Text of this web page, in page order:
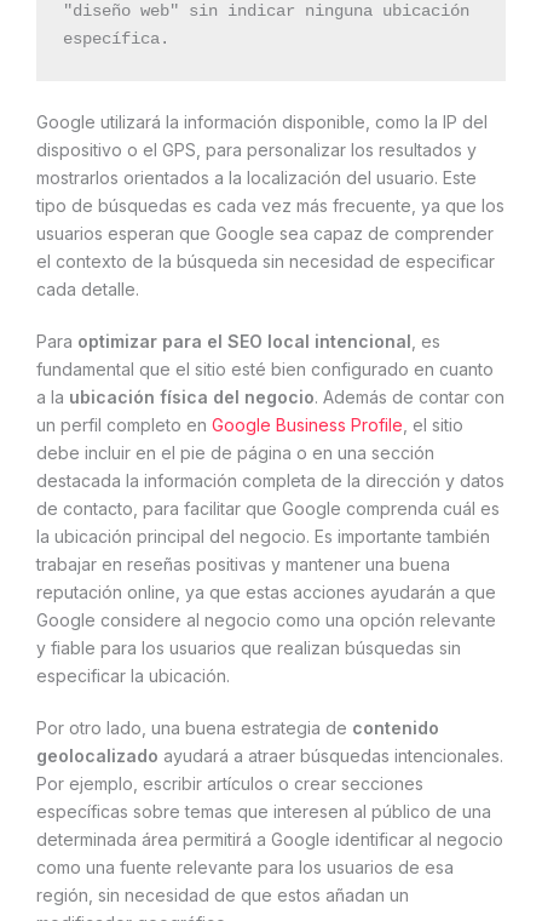
"diseño web" sin indicar ninguna ubicación
específica.
Google utilizará la información disponible, como la IP del
dispositivo o el GPS, para personalizar los resultados y
mostrarlos orientados a la localización del usuario. Este
tipo de búsquedas es cada vez más frecuente, ya que los
usuarios esperan que Google sea capaz de comprender
el contexto de la búsqueda sin necesidad de especificar
cada detalle.
Para optimizar para el SEO local intencional , es
fundamental que el sitio esté bien configurado en cuanto
a la ubicación física del negocio. Además de contar con
un perfil completo en Google Business Profile , el sitio
debe incluir en el pie de página o en una sección
destacada la información completa de la dirección y datos
de contacto, para facilitar que Google comprenda cuál es
la ubicación principal del negocio. Es importante también
trabajar en reseñas positivas y mantener una buena
reputación online, ya que estas acciones ayudarán a que
Google considere al negocio como una opción relevante
y fiable para los usuarios que realizan búsquedas sin
especificar la ubicación.
Por otro lado, una buena estrategia de contenido
geolocalizado ayudará a atraer búsquedas intencionales.
Por ejemplo, escribir artículos o crear secciones
específicas sobre temas que interesen al público de una
determinada área permitirá a Google identificar al negocio
como una fuente relevante para los usuarios de esa
región, sin necesidad de que estos añadan un